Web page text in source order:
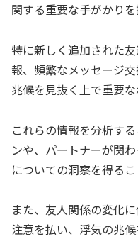
関する重要な手がかりを
特に新しく追加された
報、頻繁なメッセージ
兆候を見抜く上で重要な
これらの情報を分析す
ンや、パートナーが関
についての洞察を得るこ
また、友人関係の変化
注意を払い、浮気の兆